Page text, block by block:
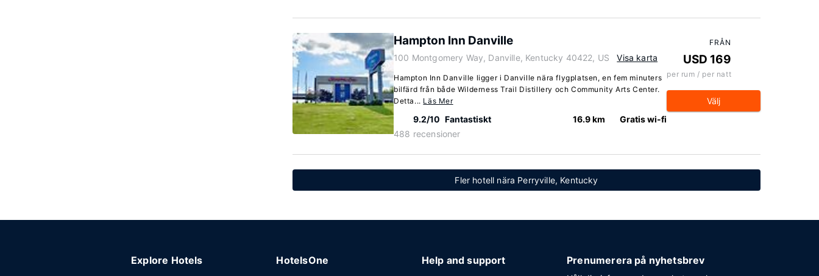
Hampton Inn Danville
100 Montgomery Way, Danville, Kentucky 40422, US Visa karta
Hampton Inn Danville ligger i Danville nära flygplatsen, en fem minuters
bilfärd från både Wilderness Trail Distillery och Community Arts Center.
Detta... Läs Mer
9.2/10 Fantastiskt
488 recensioner
16.9 km Gratis wi-fi
FRÅN
USD 169
per rum / per natt
Välj
Fler hotell nära Perryville, Kentucky
Explore Hotels HotelsOne Help and support Prenumerera på nyhetsbrev